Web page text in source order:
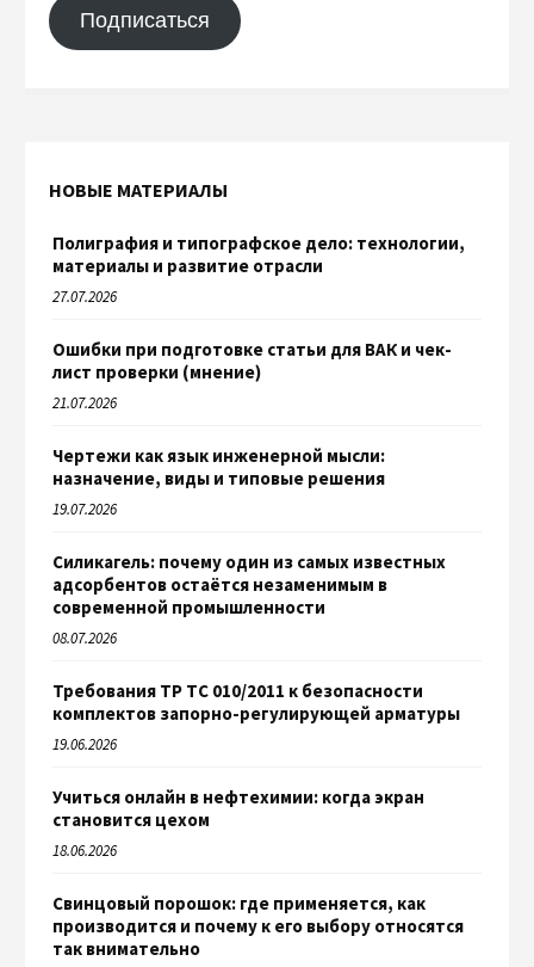
Подписаться
НОВЫЕ МАТЕРИАЛЫ
Полиграфия и типографское дело: технологии,
материалы и развитие отрасли
27.07.2026
Ошибки при подготовке статьи для ВАК и чек-
лист проверки (мнение)
21.07.2026
Чертежи как язык инженерной мысли:
назначение, виды и типовые решения
19.07.2026
Силикагель: почему один из самых известных
адсорбентов остаётся незаменимым в
современной промышленности
08.07.2026
Требования ТР ТС 010/2011 к безопасности
комплектов запорно-регулирующей арматуры
19.06.2026
Учиться онлайн в нефтехимии: когда экран
становится цехом
18.06.2026
Свинцовый порошок: где применяется, как
производится и почему к его выбору относятся
так внимательно